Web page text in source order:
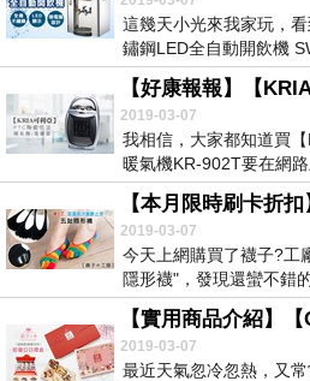
這幾天小光來我家玩，
鏽鋼LED全自動開飲機
2019-03-07
我相信，大家都知道買
暖氣機KR-902T要在網
2019-03-07
今天上網購買了襪子?工
隱形襪"，發現還蠻不錯
2019-03-07
最近天氣忽冷忽熱，又